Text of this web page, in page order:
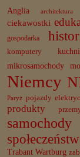
Anglia architektura
ciekawostki
gospodarka
komputery
mikrosamochody
Niemcy
Paryż pojazdy
produkty
samochody
Trabant Wartburg